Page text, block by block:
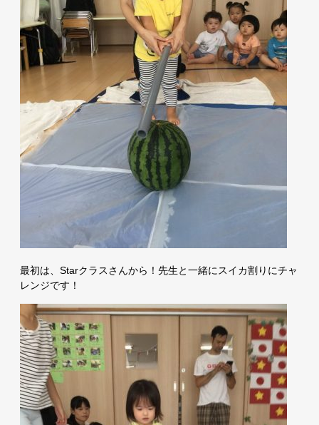
最初は、Starクラスさんから！先生と一緒にスイカ割りにチャ
レンジです！